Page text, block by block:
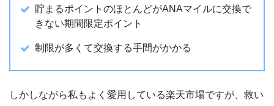
貯まるポイントのほとんどがANAマイルに交換で
きない期間限定ポイント
制限が多くて交換する手間がかかる
しかしながら私もよく愛用している楽天市場ですが、救い